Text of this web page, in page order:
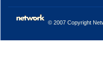
© 2007 Copyright